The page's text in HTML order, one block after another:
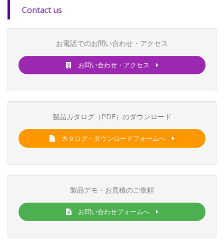
Contact us
お電話でのお問い合わせ・アクセス
お問い合わせ・アクセス
製品カタログ（PDF）のダウンロード
カタログ・ダウンロードフォームへ
製品デモ・お見積のご依頼
お問い合わせフォームへ